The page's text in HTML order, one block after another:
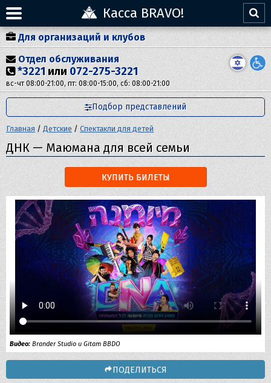
Касса BRAVO!
Для организаций и клубов
Отдел обслуживания
*3221 или 072-275-3221
вс-чт 08:00-21:00, пт: 08:00-15:00, сб: 08:00-21:00
Подбор представлений
Главная / Детские / Спектакли для детей
ДНК — Маюмана для всей семьи
КУПИТЬ БИЛЕТЫ
Видео: Brander Studio и Gitam BBDO
ПОДЕЛИТЬСЯ